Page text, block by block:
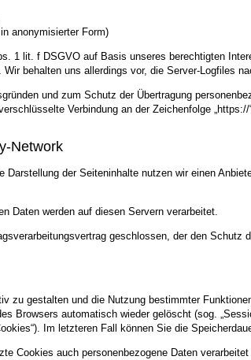
anonymisierter Form)
1 lit. f DSGVO auf Basis unseres berechtigten
behalten uns allerdings vor, die Server-Logfiles
und zum Schutz der Übertragung
Verbindung an der Zeichenfolge
Network
Darstellung der Seiteninhalte nutzen wir einen
Daten werden auf diesen Servern verarbeitet.
geschlossen, der den
zu gestalten und die Nutzung bestimmter
Browsers automatisch wieder gelöscht (sog.
Im letzteren Fall können Sie die
Cookies auch personenbezogene Daten